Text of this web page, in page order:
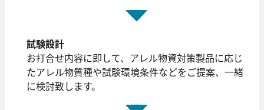
試験設計
お打合せ内容に即して、アレル物資対策製品に応じ
たアレル物質種や試験環境条件などをご提案、一緒
に検討致します。